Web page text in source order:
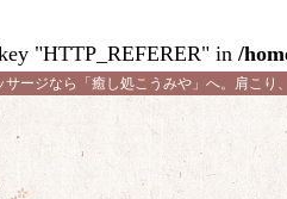
"HTTP_REFERER" in /
ージなら「癒し処こうみや」へ。 肩こり